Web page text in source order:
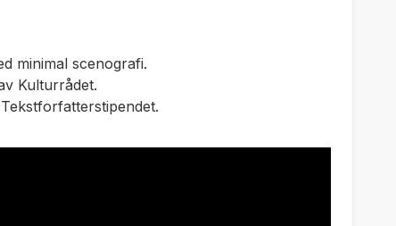
minimal scenografi.
Kulturrådet.